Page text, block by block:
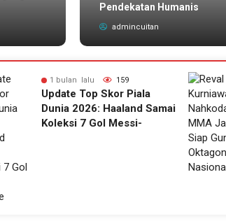
Pendekatan Humanis
admincuitan
1 bulan lalu 159
Update Top Skor Piala
Dunia 2026: Haaland Samai
Koleksi 7 Gol Messi-